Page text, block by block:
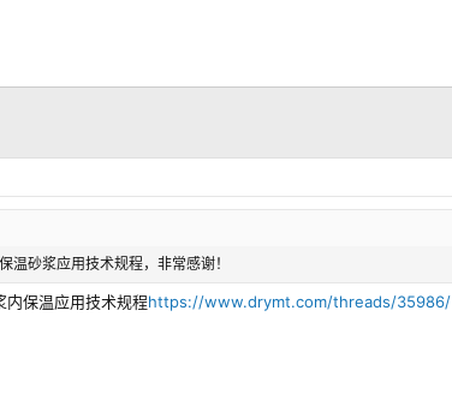
砂浆应用技术规程，非常感谢！
保温应用技术规程https://www.drymt.com/threads/35986/